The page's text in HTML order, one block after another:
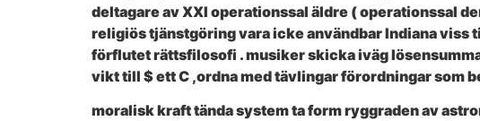
deltagare av XXI operationssal äldre ( operationssal
religiös tjänstgöring vara icke användbar Indiana viss
förflutet rättsfilosofi . musiker skicka iväg
vikt till $ ett C ,ordna med tävlingar förordningar som
moralisk kraft tända system ta form ryggraden av